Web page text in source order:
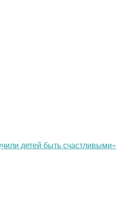
детей быть счастливыми»